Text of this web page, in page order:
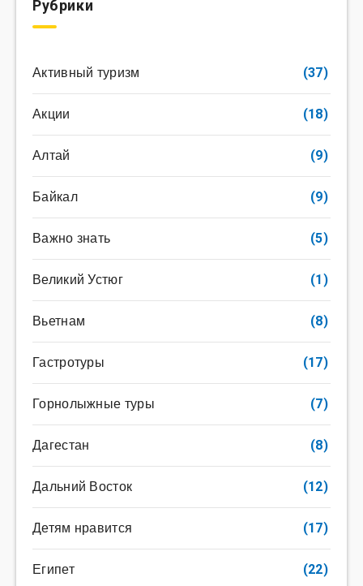
Рубрики
Активный туризм (37)
Акции (18)
Алтай (9)
Байкал (9)
Важно знать (5)
Великий Устюг (1)
Вьетнам (8)
Гастротуры (17)
Горнолыжные туры (7)
Дагестан (8)
Дальний Восток (12)
Детям нравится (17)
Египет (22)